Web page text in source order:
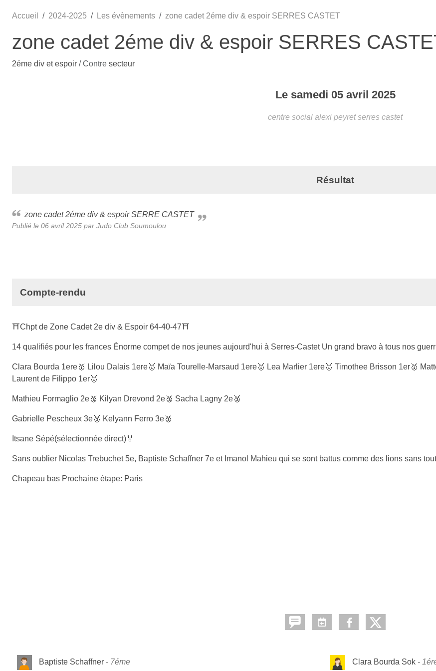
Accueil 2024-2025 Les évènements zone cadet 2éme div & espoir SERRES CASTET
zone cadet 2éme div & espoir SERRES
2éme div et espoir / Contre secteur
Le samedi 05 avril 2025
centre social alexi peyret serres castet
Résultat
zone cadet 2éme div & espoir SERRE CASTET
Publié le 06 avril 2025 par Judo Club Soumoulou
Compte-rendu
⛩Chpt de Zone Cadet 2e div & Espoir 64-40-47⛩
14 qualifiés pour les frances Énorme compet de nos jeunes aujourd'hui à Serres-Castet Un grand bravo à tous nos
Clara Bourda 1ere🥇 Lilou Dalais 1ere🥇 Maïa Tourelle-Marsaud 1ere🥇 Lea Marlier 1ere🥇 Timothee Brisson 1er🥇
Laurent de Filippo 1er🥇
Mathieu Formaglio 2e🥈 Kilyan Drevond 2e🥈 Sacha Lagny 2e🥈
Gabrielle Pescheux 3e🥉 Kelyann Ferro 3e🥉
Itsane Sépé(sélectionnée direct)🏅
Sans oublier Nicolas Trebuchet 5e, Baptiste Schaffner 7e et Imanol Mahieu qui se sont battus comme des lions sans
Chapeau bas Prochaine étape: Paris
Baptiste Schaffner 7éme Clara Bourda Sok